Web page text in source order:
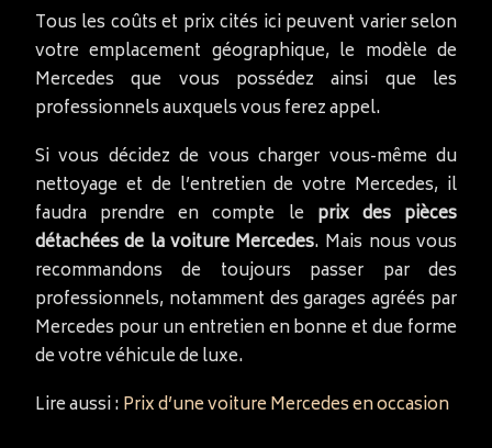
Tous les coûts et prix cités ici peuvent varier selon
votre emplacement géographique, le modèle de
Mercedes que vous possédez ainsi que les
professionnels auxquels vous ferez appel.
Si vous décidez de vous charger vous-même du
nettoyage et de l’entretien de votre Mercedes, il
faudra prendre en compte le prix des pièces
détachées de la voiture Mercedes. Mais nous vous
recommandons de toujours passer par des
professionnels, notamment des garages agréés par
Mercedes pour un entretien en bonne et due forme
de votre véhicule de luxe.
Lire aussi :Prix d’une voiture Mercedes en occasion